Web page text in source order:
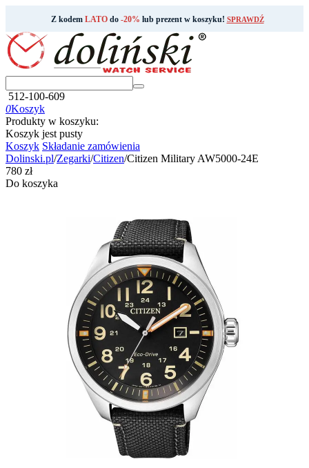
Z kodem LATOdo -20% lub prezent w koszyku! SPRAWDŹ
512-100-609
0Koszyk
Produkty w koszyku:
Koszyk jest pusty
Koszyk Składanie zamówienia
Dolinski.pl/Zegarki/Citizen/Citizen Military AW5000-24E
‍780‍ zł
Do koszyka